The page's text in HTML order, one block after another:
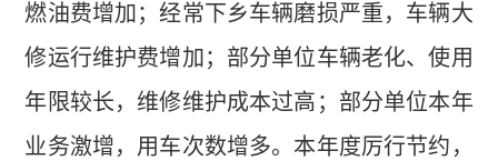
燃油费增加；经常下乡车辆磨损严重，车辆大
修运行维护费增加；部分单位车辆老化、使用
年限较长，维修维护成本过高；部分单位本年
业务激增，用车次数增多。本年度厉行节约，